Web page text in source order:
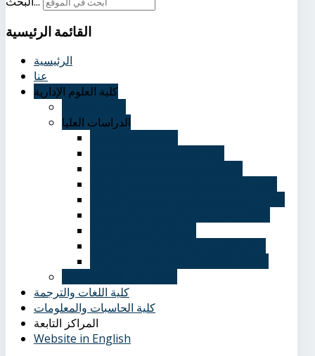
القائمة الرئيسية
الرئيسية
عنا
كلية العلوم الإدارية
الدراسات العليا
كلية اللغات والترجمة
كلية الحاسبات والمعلومات
المراكز التابعة
Website in English